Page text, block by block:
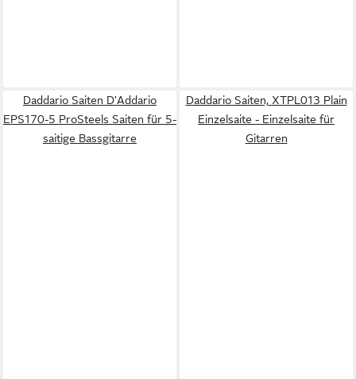
Daddario Saiten D'Addario
EPS170-5 ProSteels Saiten für 5-
saitige Bassgitarre
Daddario Saiten, XTPL013 Plain
Einzelsaite - Einzelsaite für
Gitarren